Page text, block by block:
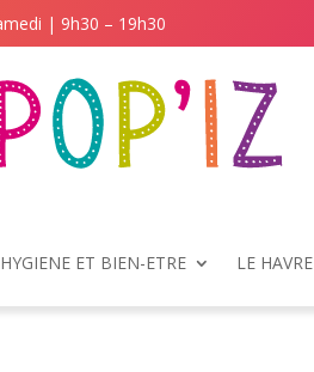
| 9h30 – 19h30
HYGIENE ET BIEN-ETRE LE HAVRE